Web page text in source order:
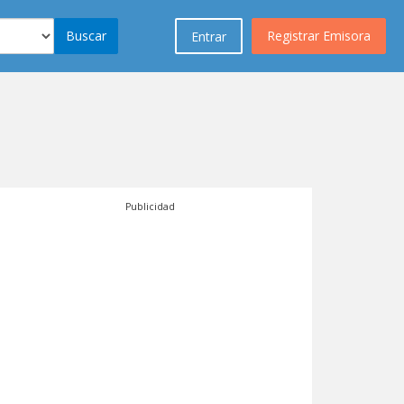
Registrar Emisora
Entrar
Buscar
Publicidad